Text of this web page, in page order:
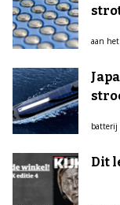
aan
batterij
Dit